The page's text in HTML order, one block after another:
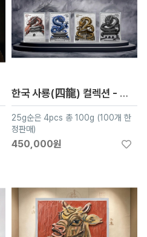
한국 사룡(四龍) 컬렉션 - 고궁편
25g순은 4pcs 총 100g (100개 한
정판매)
450,000원